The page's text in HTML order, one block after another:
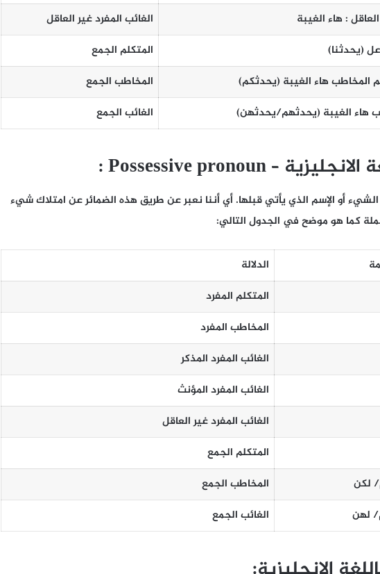
: هاء الغيبة
الغائب المفرد غير العاقل
(يحدثنا)
المتكلم الجمع
المخاطب هاء الغيبة (يحدثكم)
المخاطب الجمع
هاء الغيبة (يحدثهم/يحدثهن) الغائب الجمع
الانجليزية –Possessive pronoun
:
أو الإسم الذي يأتي قبلها. أي أننا نعبر عن طريق هذه الضمائر عن امتلاك شيء
كما هو موضح في الجدول التالي:
الدلالة
المتكلم المفرد
المخاطب المفرد
الغائب المفرد المذكر
الغائب المفرد المؤنث
الغائب المفرد غير العاقل
المتكلم الجمع
لكن
المخاطب الجمع
لهن الغائب الجمع